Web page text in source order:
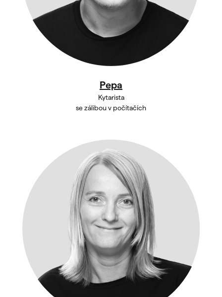
Pepa
Kytarista
se zálibou v počítačích